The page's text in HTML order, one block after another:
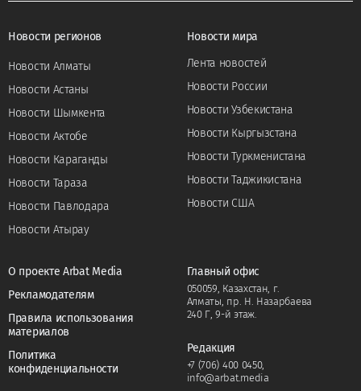
Новости регионов
Новости Алматы
Новости Астаны
Новости Шымкента
Новости Актобе
Новости Караганды
Новости Тараза
Новости Павлодара
Новости Атырау
Новости мира
Лента новостей
Новости России
Новости Узбекистана
Новости Кыргызстана
Новости Туркменистана
Новости Таджикистана
Новости США
О проекте Arbat Media
Рекламодателям
Правила использования
материалов
Политика
конфиденциальности
Главный офис
050059, Казахстан, г.
Алматы, пр. Н. Назарбаева
240 Г, 9-й этаж.
Редакция
+7 (706) 400 0450,
info@arbat.media